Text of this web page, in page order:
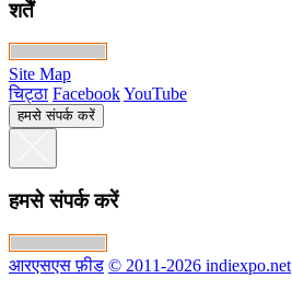
शर्तें
Site Map
चिट्ठा FacebookYouTube
हमसे संपर्क करें
हमसे संपर्क करें
आरएसएस फ़ीड © 2011-2026 indiexpo.net